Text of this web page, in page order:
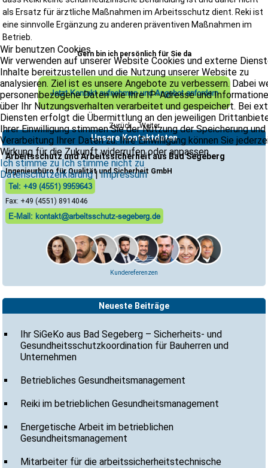
als Ersatz für ärztliche Maßnahmen im Arbeitsschutz dient. Reki ist
eine sinnvolle Ergänzung zu anderen präventiven Maßnahmen im
Betrieb.
Gern bin ich persönlich für Sie da
Jetzt Kontakt aufnehmen und Angebot anfordern
Zurück Weiter
Unsere Kontaktdaten
Arbeitsschutz und Arbeitssicherheit aus Bad Segeberg
Ingenieurbüro für Qualität und Sicherheit GmbH
Tel: +49 (4551) 9959643
Fax: +49 (4551) 8914046
E-Mail: kontakt@arbeitsschutz-segeberg.de
Kundereferenzen
Neueste Beiträge
Ihr SiGeKo aus Bad Segeberg – Sicherheits- und
Gesundheitsschutzkoordination für Bauherren und
Unternehmen
Betriebliches Gesundheitsmanagement
Reiki im betrieblichen Gesundheitsmanagement
Energetische Arbeit im betrieblichen
Gesundheitsmanagement
Mitarbeiter für die arbeitssicherheitstechnische
Wir benutzen Cookies
Wir verwenden auf unserer Website Cookies und externe
Inhalte bereitzustellen und die Nutzung unserer Website zu
analysieren. Ziel ist es unsere Angebote zu verbessern. Dabei
personenbezogene Daten wie Ihre IP-Adresse und
über Ihr Nutzungsverhalten verarbeitet und gespeichert. Bei
Diensten erfolgt die Übermittlung an den jeweiligen
Ihrer Einwilligung stimmen Sie der Nutzung der Speicherung und
Verarbeitung Ihrer Daten zu. Ihre Einwilligung können Sie
Wirkung für die Zukunft widerrufen oder anpassen.
Ich stimme zu Ich stimme nicht zu
Datenschutzerklärung|Impressum